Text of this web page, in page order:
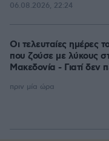
06.08.2026, 22:24
Οι τελευταίες ημέρες
που ζούσε με λύκους
Μακεδονία - Γιατί δεν
πριν μία ώρα